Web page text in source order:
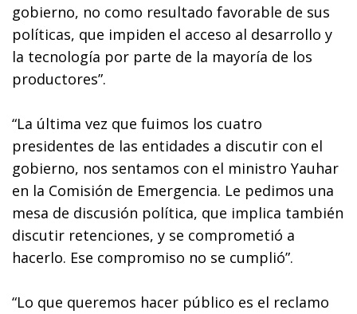
gobierno, no como resultado favorable de sus
políticas, que impiden el acceso al desarrollo y
la tecnología por parte de la mayoría de los
productores”.
“La última vez que fuimos los cuatro
presidentes de las entidades a discutir con el
gobierno, nos sentamos con el ministro Yauhar
en la Comisión de Emergencia. Le pedimos una
mesa de discusión política, que implica también
discutir retenciones, y se comprometió a
hacerlo. Ese compromiso no se cumplió”.
“Lo que queremos hacer público es el reclamo